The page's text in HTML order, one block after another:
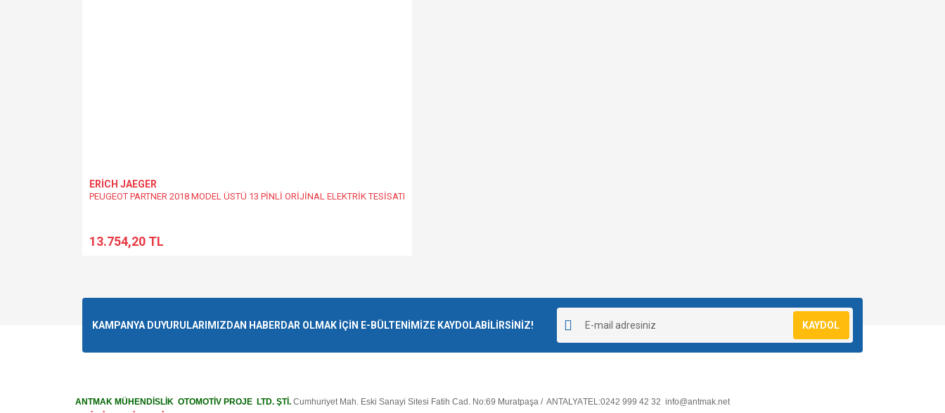
ERİCH JAEGER
PEUGEOT PARTNER 2018 MODEL ÜSTÜ 13 PİNLİ ORİJİNAL ELEKTRİK TESİSATI
13.754,20 TL
KAMPANYA DUYURULARIMIZDAN HABERDAR OLMAK İÇİN E-BÜLTENİMİZE KAYDOLABİLİRSİNİZ! KAYDOL
ANTMAK MÜHENDİSLİK OTOMOTİV PROJE LTD. ŞTİ. Cumhuriyet Mah. Eski Sanayi Sitesi Fatih Cad. No:69 Muratpaşa / ANTALYATEL:0242 999 42 32 info@antmak.net